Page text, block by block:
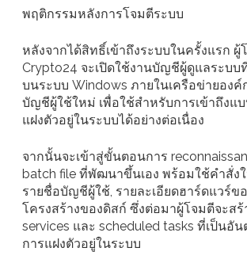
พฤติกรรมหลังการโจมตีระบบ
หลังจากได้สิทธิ์เข้าถึงระบบในครั้งแรก ผู้
Crypto24 จะเปิดใช้งานบัญชีผู้ดูแลระบบ
บนระบบ Windows ภายในเครือข่ายองค์
บัญชีผู้ใช้ใหม่ เพื่อใช้สำหรับการเข้าถึงแบ
แฝงตัวอยู่ในระบบได้อย่างต่อเนื่อง
จากนั้นจะเข้าสู่ขั้นตอนการ
batch file ที่พัฒนาขึ้นเอง พร้อมใช้คำสั่ง
รายชื่อบัญชีผู้ใช้, รายละเอียดฮาร์ดแวร์ข
โครงสร้างของดิสก์ ซึ่งต่อมาผู้โจมตีจะสร้
services และ scheduled tasks ที่เป็นอัน
การแฝงตัวอยู่ในระบบ